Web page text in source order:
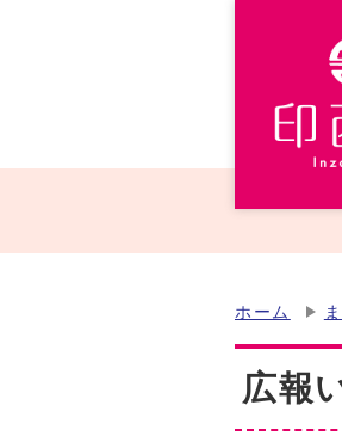
ホーム
広報